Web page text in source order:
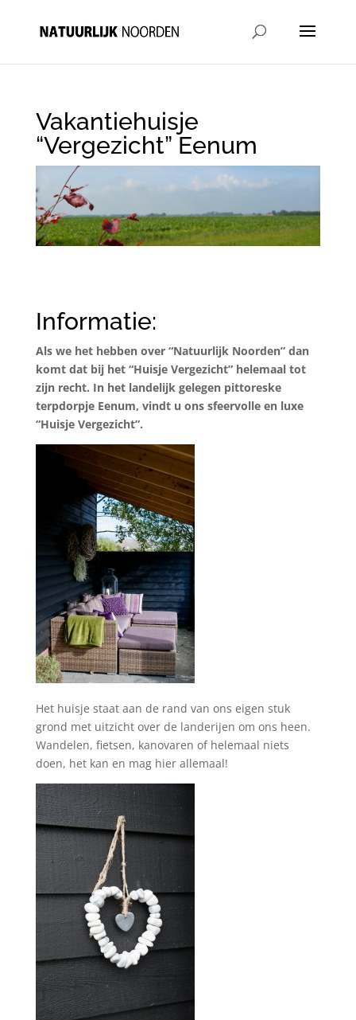
Vakantiehuisje
“Vergezicht” Eenum
Informatie:
Als we het hebben over “Natuurlijk Noorden” dan
komt dat bij het “Huisje Vergezicht” helemaal tot
zijn recht. In het landelijk gelegen pittoreske
terpdorpje Eenum, vindt u ons sfeervolle en luxe
“Huisje Vergezicht”.
Het huisje staat aan de rand van ons eigen stuk
grond met uitzicht over de landerijen om ons heen.
Wandelen, fietsen, kanovaren of helemaal niets
doen, het kan en mag hier allemaal!